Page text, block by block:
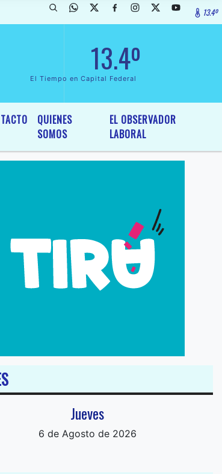
y Legislativo, por Ordenanza NÂº 6236/19 del 13.4º
13.4º
El Tiempo en Capital Federal
QUIENES
SOMOS
EL OBSERVADOR
LABORAL
Jueves
6 de Agosto de 2026